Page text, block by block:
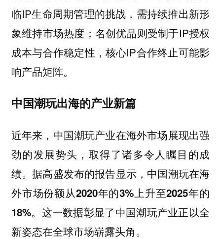
临IP生命周期管理的挑战，需持续推出新形
象维持市场热度；名创优品则受制于IP授权
成本与合作稳定性，核心IP合作终止可能影
响产品矩阵。
中国潮玩出海的产业新篇
近年来，中国潮玩产业在海外市场展现出强
劲的发展势头，取得了诸多令人瞩目的成
绩。据高盛发布的报告显示， 中国潮玩在海
外市场份额从2020年的3%上升至2025年的
18%。 这一数据彰显了中国潮玩产业正以全
新姿态在全球市场崭露头角。